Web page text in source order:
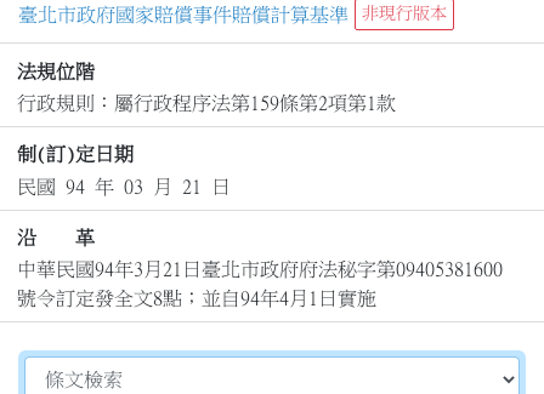
臺北市政府國家賠償事件賠償計算基準
非現行版本
法規位階
行政規則：屬行政程序法第159條第2項第1款
制(訂)定日期
民國 94 年 03 月 21 日
沿 革
中華民國94年3月21日臺北市政府府法秘字第09405381600
號令訂定發全文8點；並自94年4月1日實施
切換選擇法規資訊內容